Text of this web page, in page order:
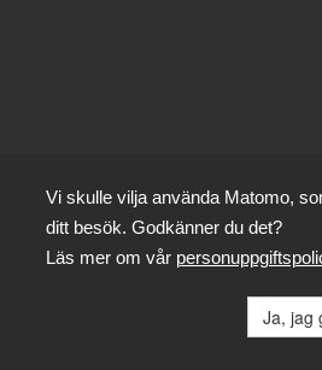
Vi skulle vilja använda Matomo,
ditt besök. Godkänner du det?
Läs mer om vår
Ja, jag